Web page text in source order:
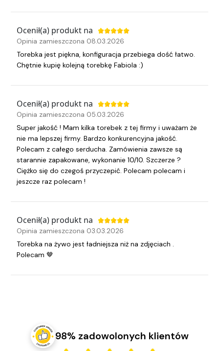
Ocenił(a) produkt na
Opinia zamieszczona 08.03.2026
Torebka jest piękna, konfiguracja przebiega dość łatwo.
Chętnie kupię kolejną torebkę Fabiola :)
Ocenił(a) produkt na
Opinia zamieszczona 05.03.2026
Super jakość ! Mam kilka torebek z tej firmy i uważam że
nie ma lepszej firmy. Bardzo konkurencyjna jakość.
Polecam z całego serducha. Zamówienia zawsze są
starannie zapakowane, wykonanie 10/10. Szczerze ?
Ciężko się do czegoś przyczepić. Polecam polecam i
jeszcze raz polecam !
Ocenił(a) produkt na
Opinia zamieszczona 03.03.2026
Torebka na żywo jest ładniejsza niż na zdjęciach .
Polecam 🤎
98% zadowolonych klientów